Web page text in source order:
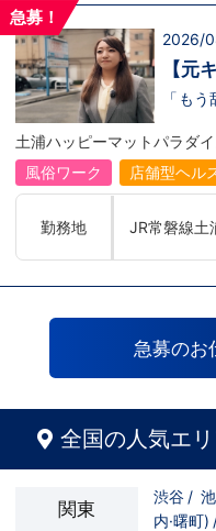
できた
急募！
2026/
【元
職を
「も
す。
主任に
が、
も 主
た。
ってい
で。森
↓
土浦ハッピーマットパラダイ
風俗ワーク
店舗型ヘル
勤務地 JR常磐線土
急募のお
全国の人気エ
関東
渋谷 /
内·曙町)